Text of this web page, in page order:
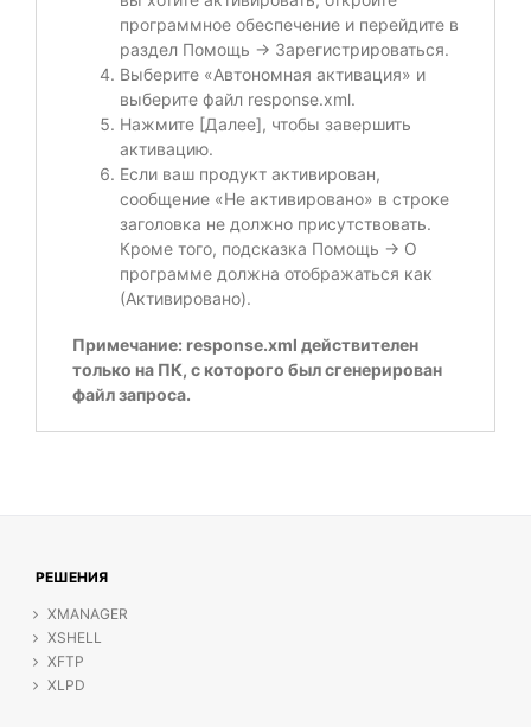
программное обеспечение и перейдите в
раздел Помощь -> Зарегистрироваться.
Выберите «Автономная активация» и
выберите файл response.xml.
Нажмите [Далее], чтобы завершить
активацию.
Если ваш продукт активирован,
сообщение «Не активировано» в строке
заголовка не должно присутствовать.
Кроме того, подсказка Помощь -> О
программе должна отображаться как
(Активировано).
Примечание: response.xml действителен
только на ПК, с которого был сгенерирован
файл запроса.
РЕШЕНИЯ
XMANAGER
XSHELL
XFTP
XLPD